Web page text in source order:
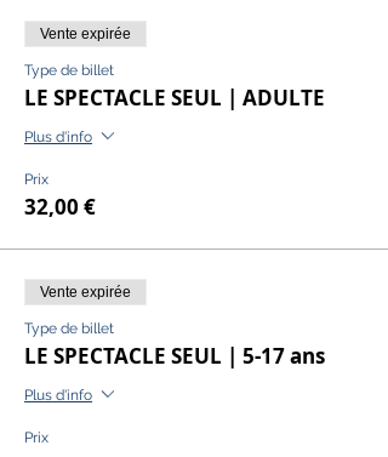
Vente expirée
Type de billet
LE SPECTACLE SEUL | ADULTE
Plus d'info
Prix
32,00 €
Vente expirée
Type de billet
LE SPECTACLE SEUL | 5-17 ans
Plus d'info
Prix